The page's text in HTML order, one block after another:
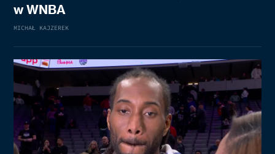
w WNBA
MICHAŁ KAJZEREK